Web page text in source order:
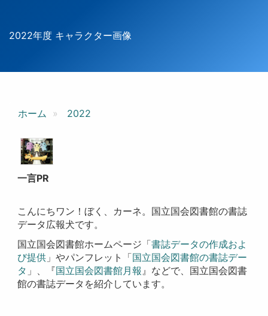
2022年度 キャラクター画像
ホーム 2022
一言PR
こんにちワン！ぼく、カーネ。国立国会図書館の書誌
データ広報犬です。
国立国会図書館ホームページ「書誌データの作成およ
び提供 」やパンフレット「国立国会図書館の書誌デー
タ 」、『国立国会図書館月報 』などで、国立国会図書
館の書誌データを紹介しています。